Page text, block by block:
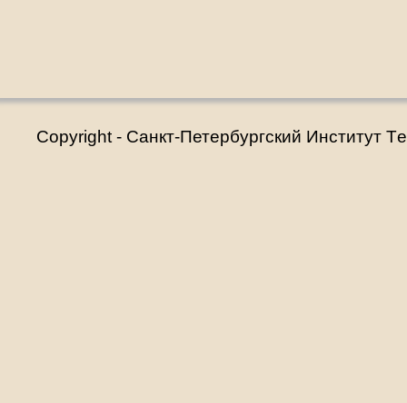
Copyright - Санкт-Петербургский Институт